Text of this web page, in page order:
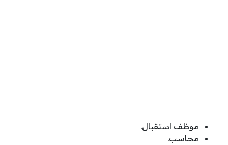
موظف استقبال.
محاسب.